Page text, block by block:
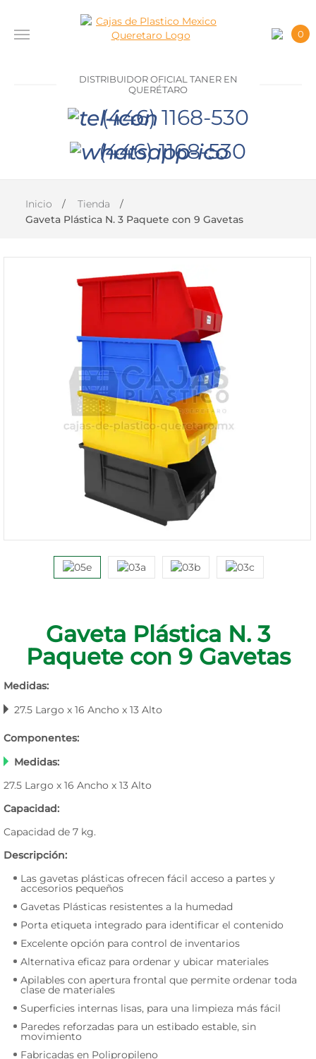
0
DISTRIBUIDOR OFICIAL TANER EN
QUERÉTARO
(446) 1168-530
(446) 1168-530
CONTACTO
TANER EN
QUERÉTARO
1168-
530
(446)
1168-
530
Inicio
Tienda
Gaveta Plástica N. 3 Paquete con 9 Gavetas
Gaveta Plástica N. 3
Paquete con 9 Gavetas
Medidas:
27.5 Largo x 16 Ancho x 13 Alto
Componentes:
Medidas:
27.5 Largo x 16 Ancho x 13 Alto
Capacidad:
Capacidad de 7 kg.
Descripción:
Las gavetas plásticas ofrecen fácil acceso a partes y
accesorios pequeños
Gavetas Plásticas resistentes a la humedad
Porta etiqueta integrado para identificar el contenido
Excelente opción para control de inventarios
Alternativa eficaz para ordenar y ubicar materiales
Apilables con apertura frontal que permite ordenar toda
clase de materiales
Superficies internas lisas, para una limpieza más fácil
Paredes reforzadas para un estibado estable, sin
movimiento
Fabricadas en Polipropileno